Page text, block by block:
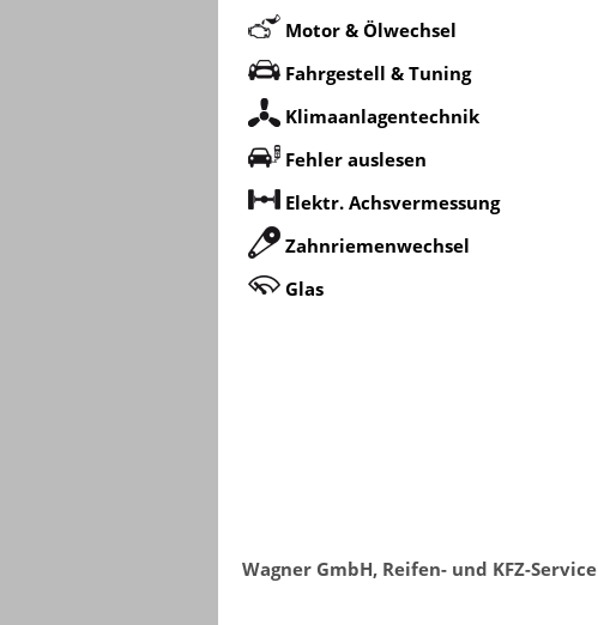
Motor & Ölwechsel
Fahrgestell & Tuning
Klimaanlagentechnik
Fehler auslesen
Elektr. Achsvermessung
Zahnriemenwechsel
Glas
Wagner GmbH, Reifen- und KFZ-Service